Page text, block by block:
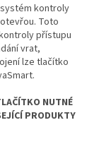
kontroly
Toto
přístupu
vrat,
lze tlačítko
NUTNÉ
PRODUKTY